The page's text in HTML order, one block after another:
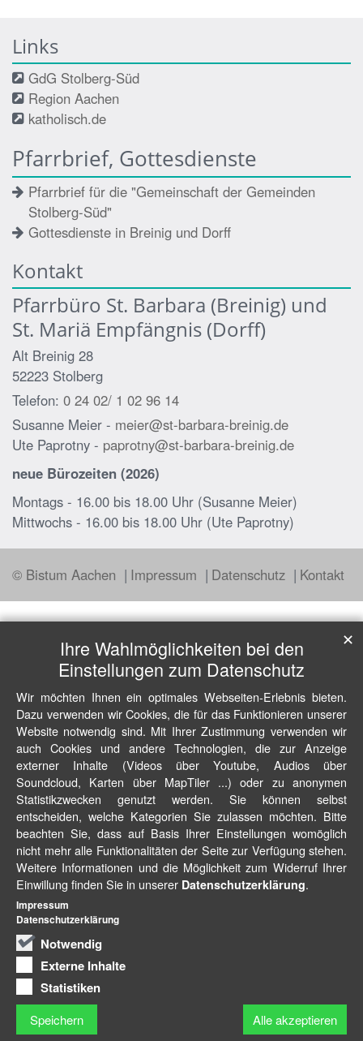
Links
GdG Stolberg-Süd
Region Aachen
katholisch.de
Pfarrbrief, Gottesdienste
Pfarrbrief für die "Gemeinschaft der Gemeinden
Stolberg-Süd"
Gottesdienste in Breinig und Dorff
Kontakt
Pfarrbüro St. Barbara (Breinig) und
St. Mariä Empfängnis (Dorff)
Alt Breinig 28
52223 Stolberg
Telefon: 0 24 02/ 1 02 96 14
Susanne Meier - meier@st-barbara-breinig.de
Ute Paprotny - paprotny@st-barbara-breinig.de
neue Bürozeiten (2026)
Montags - 16.00 bis 18.00 Uhr (Susanne Meier)
Mittwochs - 16.00 bis 18.00 Uhr (Ute Paprotny)
© Bistum Aachen Impressum Datenschutz Kontakt
Ihre Wahlmöglichkeiten bei den
Einstellungen zum Datenschutz
Wir möchten Ihnen ein optimales Webseiten-Erlebnis bieten.
Dazu verwenden wir Cookies, die für das Funktionieren unserer
Website notwendig sind. Mit Ihrer Zustimmung verwenden wir
auch Cookies und andere Technologien, die zur Anzeige
externer Inhalte (Videos über Youtube, Audios über
Soundcloud, Karten über MapTiler ...) oder zu anonymen
Statistikzwecken genutzt werden. Sie können selbst
entscheiden, welche Kategorien Sie zulassen möchten. Bitte
beachten Sie, dass auf Basis Ihrer Einstellungen womöglich
nicht mehr alle Funktionalitäten der Seite zur Verfügung stehen.
Weitere Informationen und die Möglichkeit zum Widerruf Ihrer
Einwillung finden Sie in unserer Datenschutzerklärung.
Notwendig
Externe Inhalte
Statistiken
Speichern Alle akzeptieren
✕
Impressum
Datenschutzerklärung